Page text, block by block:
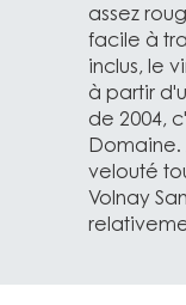
assez
facile à
inclus, le
à partir
de 2004,
Domaine.
velouté
Volnay